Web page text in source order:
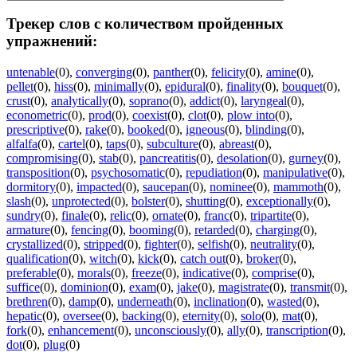
Трекер слов с количеством пройденных
упражнений:
untenable(0), converging(0), panther(0), felicity(0), amine(0),
pellet(0), hiss(0), minimally(0), epidural(0), finality(0), bouquet(0),
crust(0), analytically(0), soprano(0), addict(0), laryngeal(0),
econometric(0), prod(0), coexist(0), clot(0), plow into(0),
prescriptive(0), rake(0), booked(0), igneous(0), blinding(0),
alfalfa(0), cartel(0), taps(0), subculture(0), abreast(0),
compromising(0), stab(0), pancreatitis(0), desolation(0), gurney(0),
transposition(0), psychosomatic(0), repudiation(0), manipulative(0),
dormitory(0), impacted(0), saucepan(0), nominee(0), mammoth(0),
slash(0), unprotected(0), bolster(0), shutting(0), exceptionally(0),
sundry(0), finale(0), relic(0), ornate(0), franc(0), tripartite(0),
armature(0), fencing(0), booming(0), retarded(0), charging(0),
crystallized(0), stripped(0), fighter(0), selfish(0), neutrality(0),
qualification(0), witch(0), kick(0), catch out(0), broker(0),
preferable(0), morals(0), freeze(0), indicative(0), comprise(0),
suffice(0), dominion(0), exam(0), jake(0), magistrate(0), transmit(0),
brethren(0), damp(0), underneath(0), inclination(0), wasted(0),
hepatic(0), oversee(0), backing(0), eternity(0), solo(0), mat(0),
fork(0), enhancement(0), unconsciously(0), ally(0), transcription(0),
dot(0), plug(0)